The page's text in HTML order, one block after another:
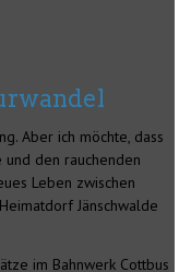
Aber ich möchte, dass
den rauchenden
Leben zwischen
Jänschwalde
im Bahnwerk Cottbus